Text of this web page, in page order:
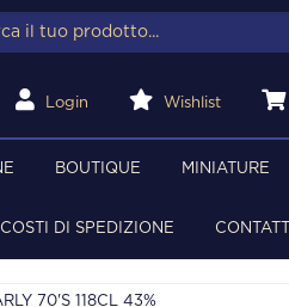
Login Wishlist
BOUTIQUE MINIATURE
COSTI DI SPEDIZIONE CONTATTI
70'S 118CL 43%